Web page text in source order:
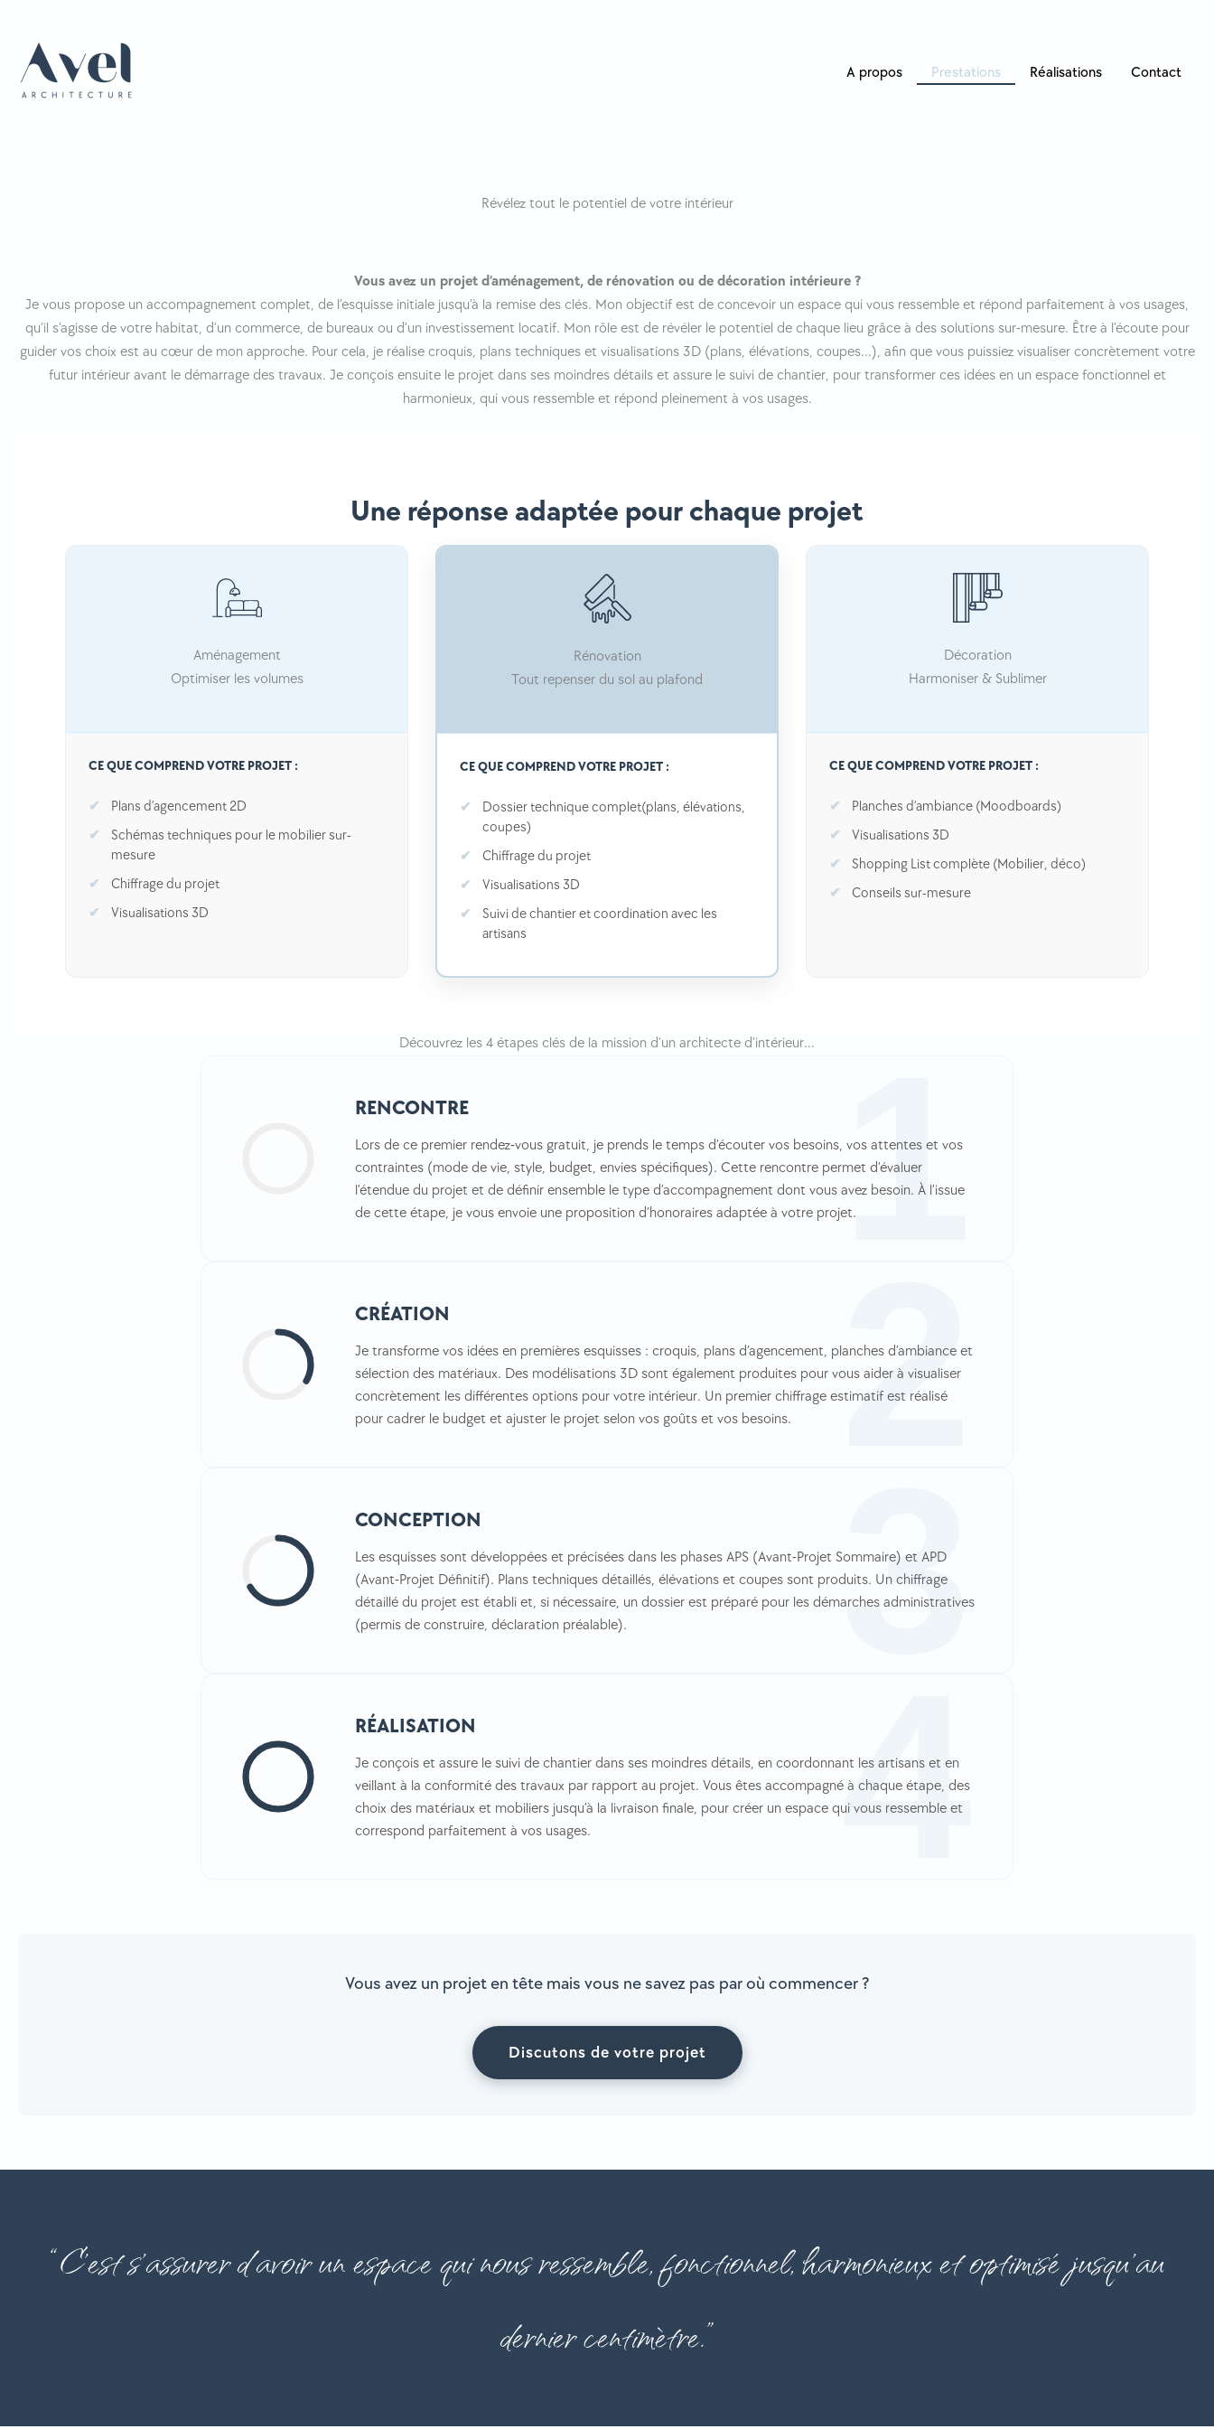
contenu
A propos
Prestations Réalisations Contact
Révélez tout le potentiel de votre intérieur
Vous avez un projet d’aménagement, de rénovation ou de décoration intérieure ?
Je vous propose un accompagnement complet, de l’esquisse initiale jusqu’à la remise des clés. Mon objectif est de concevoir un espace qui vous ressemble et répond parfaitement à vos usages,
qu’il s’agisse de votre habitat, d’un commerce, de bureaux ou d’un investissement locatif. Mon rôle est de révéler le potentiel de chaque lieu grâce à des solutions sur-mesure. Être à l’écoute pour
guider vos choix est au cœur de mon approche. Pour cela, je réalise croquis, plans techniques et visualisations 3D (plans, élévations, coupes…), afin que vous puissiez visualiser concrètement votre
futur intérieur avant le démarrage des travaux. Je conçois ensuite le projet dans ses moindres détails et assure le suivi de chantier, pour transformer ces idées en un espace fonctionnel et
harmonieux, qui vous ressemble et répond pleinement à vos usages.
Une réponse adaptée pour chaque projet
Aménagement
Optimiser les volumes
CE QUE COMPREND VOTRE PROJET :
Plans d’agencement 2D
Schémas techniques pour le mobilier sur-
mesure
Chiffrage du projet
Visualisations 3D
Rénovation
Tout repenser du sol au plafond
CE QUE COMPREND VOTRE PROJET :
Dossier technique complet(plans, élévations,
coupes)
Chiffrage du projet
Visualisations 3D
Suivi de chantier et coordination avec les
artisans
Décoration
Harmoniser & Sublimer
CE QUE COMPREND VOTRE PROJET :
Planches d’ambiance (Moodboards)
Visualisations 3D
Shopping List complète (Mobilier, déco)
Conseils sur-mesure
Découvrez les 4 étapes clés de la mission d’un architecte d’intérieur…
RENCONTRE
Lors de ce premier rendez-vous gratuit, je prends le temps d’écouter vos besoins, vos attentes et vos
contraintes (mode de vie, style, budget, envies spécifiques). Cette rencontre permet d’évaluer
l’étendue du projet et de définir ensemble le type d’accompagnement dont vous avez besoin. À l’issue
de cette étape, je vous envoie une proposition d’honoraires adaptée à votre projet.
CRÉATION
Je transforme vos idées en premières esquisses : croquis, plans d’agencement, planches d’ambiance et
sélection des matériaux. Des modélisations 3D sont également produites pour vous aider à visualiser
concrètement les différentes options pour votre intérieur. Un premier chiffrage estimatif est réalisé
pour cadrer le budget et ajuster le projet selon vos goûts et vos besoins.
CONCEPTION
Les esquisses sont développées et précisées dans les phases APS (Avant-Projet Sommaire) et APD
(Avant-Projet Définitif). Plans techniques détaillés, élévations et coupes sont produits. Un chiffrage
détaillé du projet est établi et, si nécessaire, un dossier est préparé pour les démarches administratives
(permis de construire, déclaration préalable).
RÉALISATION
Je conçois et assure le suivi de chantier dans ses moindres détails, en coordonnant les artisans et en
veillant à la conformité des travaux par rapport au projet. Vous êtes accompagné à chaque étape, des
choix des matériaux et mobiliers jusqu’à la livraison finale, pour créer un espace qui vous ressemble et
correspond parfaitement à vos usages.
Vous avez un projet en tête mais vous ne savez pas par où commencer ?
Discutons de votre projet
“C’est s’assurer d’avoir un espace qui nous ressemble, fonctionnel, harmonieux et optimisé jusqu’au
dernier centimètre.”